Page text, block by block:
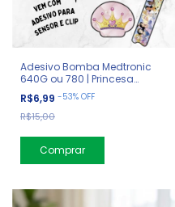
Adesivo Bomba Medtronic
640G ou 780 | Princesa
Disney
R$6,99 -53% OFF
R$15,00